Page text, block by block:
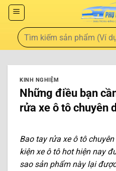
KINH NGHIỆM
Những điều bạn
rửa xe ô tô chuyên
Bao tay rửa xe ô tô
kiện xe ô tô hot hiện nay
sao sản phẩm này lại